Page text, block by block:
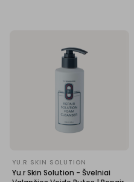
YU.R SKIN SOLUTION
Yu.r Skin Solution - Švelniai